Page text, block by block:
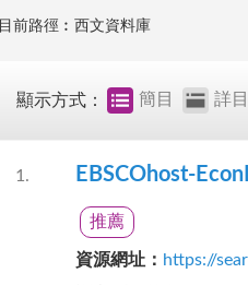
目前路徑︰ 西文資料庫
顯示方式 ： 簡目 詳目
1 EBSCOhost-
推薦
資源網址 ： https://